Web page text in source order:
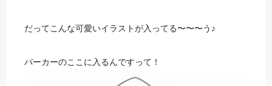
だってこんな可愛いイラストが入ってる〜〜〜う♪
パーカーのここに入るんですって！